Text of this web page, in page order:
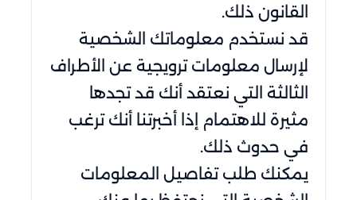
القانون ذلك.
قد نستخدم معلوماتك الشخصية
لإرسال معلومات ترويجية عن الأطراف
الثالثة التي نعتقد أنك قد تجدها
مثيرة للاهتمام إذا أخبرتنا أنك ترغب
في حدوث ذلك.
يمكنك طلب تفاصيل المعلومات